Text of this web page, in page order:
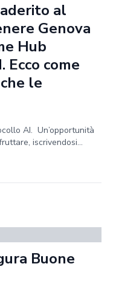
al
Genova
Hub
Ecco come
le
AI. Un’opportunità
iscrivendosi...
Buone